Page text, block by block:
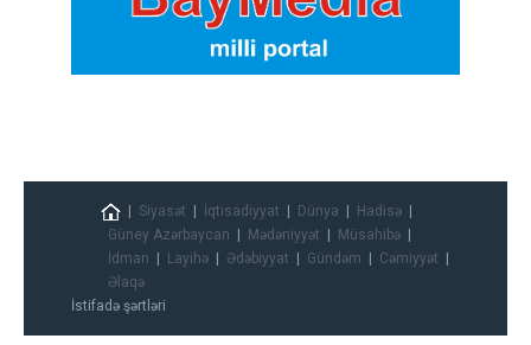
Siyasət İqtisadiyyat Dünya
Hadisə
Güney Azərbaycan
Mədəniyyət
Müsahibə
İdman
Layihə Ədəbiyyat Gündəm
Cəmiyyət
Əlaqə
İstifadə şərtləri